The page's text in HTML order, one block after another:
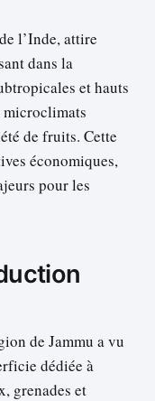
l’Inde, attire
dans la
et hauts
microclimats
de fruits. Cette
économiques,
pour les
de Jammu a vu
dédiée à
grenades et